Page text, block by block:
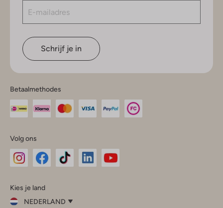
Schrijf je in
Betaalmethodes
Volg ons
InstagramFacebook
Kies je land
NEDERLAND